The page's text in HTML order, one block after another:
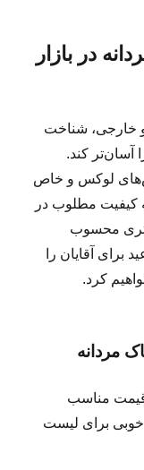
در بازار
و خارجی، شناخت
آسان‌تر کند.
لوکس و خاص
کیفیت مطلوب در
محسوب
برای آقایان را
کرد.
مردانه
قیمت مناسب
خوبی برای لیست